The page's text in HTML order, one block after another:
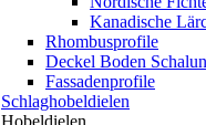
Kanadische
Rhombusprofile
Deckel Boden
Fassadenprofile
Schlaghobeldielen
Hobeldielen